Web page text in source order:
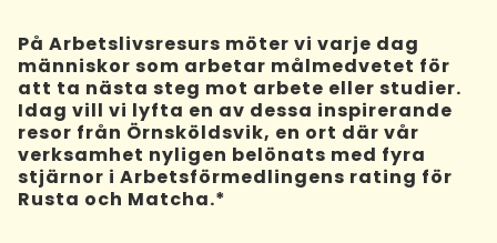
På Arbetslivsresurs möter vi varje dag
människor som arbetar målmedvetet för
att ta nästa steg mot arbete eller studier.
Idag vill vi lyfta en av dessa inspirerande
resor från Örnsköldsvik, en ort där vår
verksamhet nyligen belönats med fyra
stjärnor i Arbetsförmedlingens rating för
Rusta och Matcha.*